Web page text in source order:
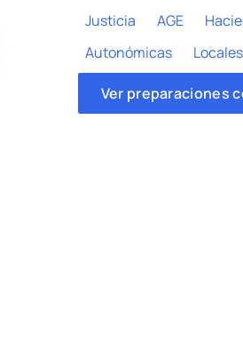
Justicia AGE
Autonómicas
Locales
Ver preparaciones